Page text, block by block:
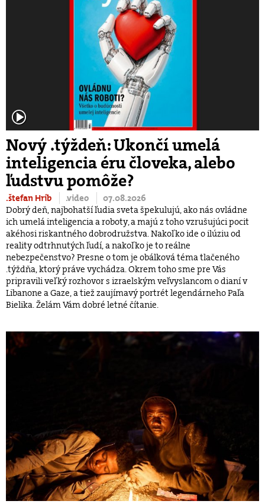
Nový .týždeň: Ukončí umelá
inteligencia éru človeka, alebo
ľudstvu pomôže?
.štefan Hríb .video
07.08.2026
Dobrý deň, najbohatší ľudia sveta špekulujú, ako nás ovládne
ich umelá inteligencia a roboty, a majú z toho vzrušujúci pocit
akéhosi riskantného dobrodružstva. Nakoľko ide o ilúziu od
reality odtrhnutých ľudí, a nakoľko je to reálne
nebezpečenstvo? Presne o tom je obálková téma tlačeného
.týždňa, ktorý práve vychádza. Okrem toho sme pre Vás
pripravili veľký rozhovor s izraelským veľvyslancom o dianí v
Libanone a Gaze, a tiež zaujímavý portrét legendárneho Paľa
Bielika. Želám Vám dobré letné čítanie.